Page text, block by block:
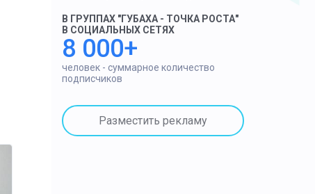
В ГРУППАХ "ГУБАХА - ТОЧКА РОСТА"
В СОЦИАЛЬНЫХ СЕТЯХ
8 000+
человек - суммарное количество
подписчиков
Разместить рекламу